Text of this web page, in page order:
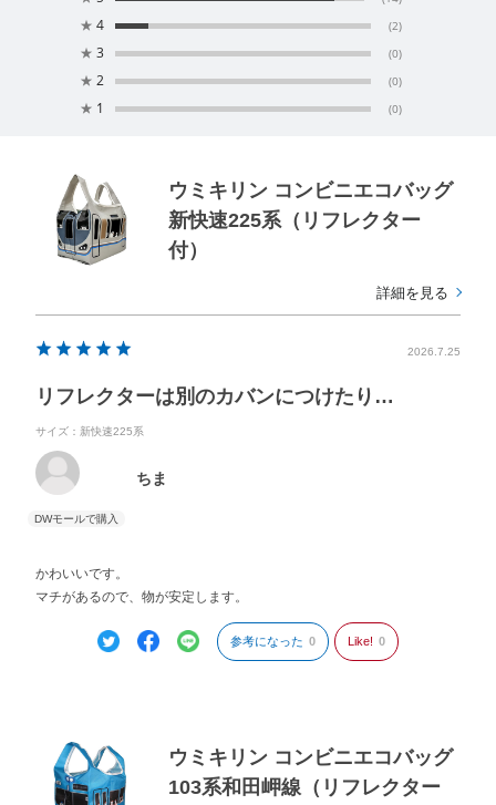
★ 4 (2)
★ 3 (0)
★ 2 (0)
★ 1 (0)
ウミキリン コンビニエコバッグ
新快速225系（リフレクター
付）
詳細を見る
2026.7.25
リフレクターは別のカバンにつけたり…
サイズ：新快速225系
ちま
かわいいです。
マチがあるので、物が安定します。
参考になった 0 Like! 0
ウミキリン コンビニエコバッグ
103系和田岬線（リフレクター